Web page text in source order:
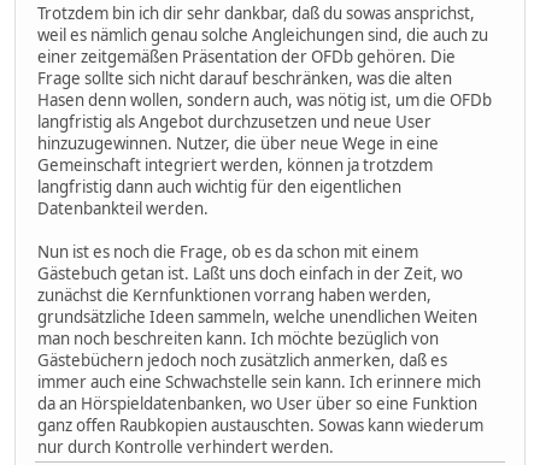
Trotzdem bin ich dir sehr dankbar, daß du sowas ansprichst,
weil es nämlich genau solche Angleichungen sind, die auch zu
einer zeitgemäßen Präsentation der OFDb gehören. Die
Frage sollte sich nicht darauf beschränken, was die alten
Hasen denn wollen, sondern auch, was nötig ist, um die OFDb
langfristig als Angebot durchzusetzen und neue User
hinzuzugewinnen. Nutzer, die über neue Wege in eine
Gemeinschaft integriert werden, können ja trotzdem
langfristig dann auch wichtig für den eigentlichen
Datenbankteil werden.
Nun ist es noch die Frage, ob es da schon mit einem
Gästebuch getan ist. Laßt uns doch einfach in der Zeit, wo
zunächst die Kernfunktionen vorrang haben werden,
grundsätzliche Ideen sammeln, welche unendlichen Weiten
man noch beschreiten kann. Ich möchte bezüglich von
Gästebüchern jedoch noch zusätzlich anmerken, daß es
immer auch eine Schwachstelle sein kann. Ich erinnere mich
da an Hörspieldatenbanken, wo User über so eine Funktion
ganz offen Raubkopien austauschten. Sowas kann wiederum
nur durch Kontrolle verhindert werden.